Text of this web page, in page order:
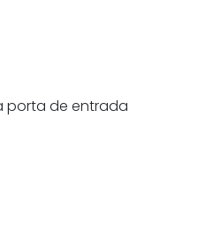
porta de entrada